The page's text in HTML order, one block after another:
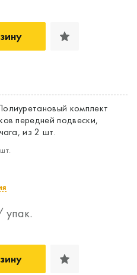
комплект
передней подвески,
из 2 шт.
упак.